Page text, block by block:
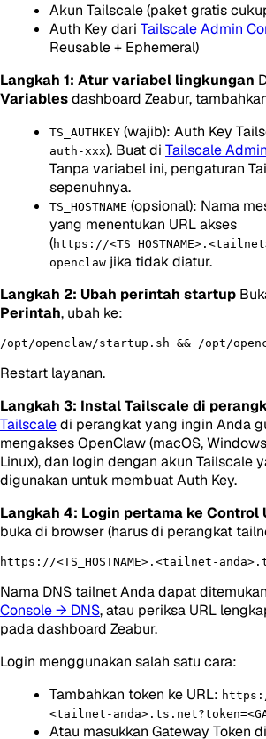
Akun Tailscale (paket gratis
Auth Key dari Tailscale Admin
Reusable + Ephemeral)
Langkah 1: Atur variabel lingkungan
Variablesdashboard Zeabur,
TS_AUTHKEY (wajib): Auth Key
auth-xxx). Buat di Tailscale
Tanpa variabel ini, pengaturan
sepenuhnya.
TS_HOSTNAME (opsional): Nama
yang menentukan URL akses
(https://
openclaw jika tidak diatur.
Langkah 2: Ubah perintah startup
Perintah, ubah ke:
Restart layanan.
Langkah 3: Instal Tailscale di
Tailscaledi perangkat yang ingin Anda
mengakses OpenClaw (macOS,
Linux), dan login dengan akun Tailscale
digunakan untuk membuat Auth Key.
Langkah 4: Login pertama ke Control
buka di browser (harus di perangkat
Nama DNS tailnet Anda dapat
Console → DNS, atau periksa URL
pada dashboard Zeabur.
Login menggunakan salah satu cara:
Tambahkan token ke URL: https://
<tailnet-
Atau masukkan Gateway Token